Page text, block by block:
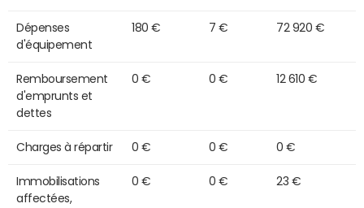
Dépenses
d'équipement
180 € 7 € 72 920 €
Remboursement
d'emprunts et
dettes
0 € 0 € 12 610 €
Charges à répartir 0 € 0 € 0 €
Immobilisations
affectées,
0 € 0 € 23 €